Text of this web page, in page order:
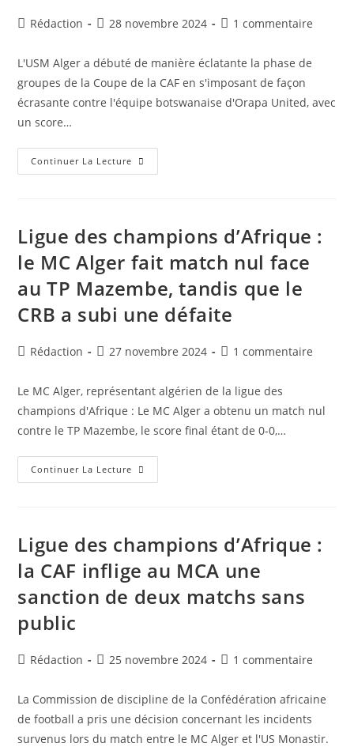
Auteur/autrice
la
publication :
Rédaction
Publication
28 novembre 2024
Commentaires
la
publication :
1 commentaire
L'USM Alger a débuté de manière éclatante la phase de
groupes de la Coupe de la CAF en s'imposant de façon
écrasante contre l'équipe botswanaise d'Orapa United, avec
un score…
Continuer La Lecture Coupe
Confédération
S’impose
6-
Face
À
L’équipe
Botswanaise
D’Orapa
United
Ligue des champions d’Afrique :
le MC Alger fait match nul face
au TP Mazembe, tandis que le
CRB a subi une défaite
Auteur/autrice
la
publication :
Rédaction
Publication
27 novembre 2024
Commentaires
la
publication :
1 commentaire
Le MC Alger, représentant algérien de la ligue des
champions d'Afrique : Le MC Alger a obtenu un match nul
contre le TP Mazembe, le score final étant de 0-0,…
Continuer La Lecture Ligue
Des
Alger
Match
Nul
Face
Au
Le
CRB
Une
Défaite
Ligue des champions d’Afrique :
la CAF inflige au MCA une
sanction de deux matchs sans
public
Auteur/autrice
la
publication :
Rédaction
Publication
25 novembre 2024
Commentaires
la
publication :
1 commentaire
La Commission de discipline de la Confédération africaine
de football a pris une décision concernant les incidents
survenus lors du match entre le MC Alger et l'US Monastir.